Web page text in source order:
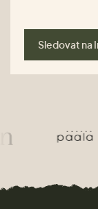
Sledovat na